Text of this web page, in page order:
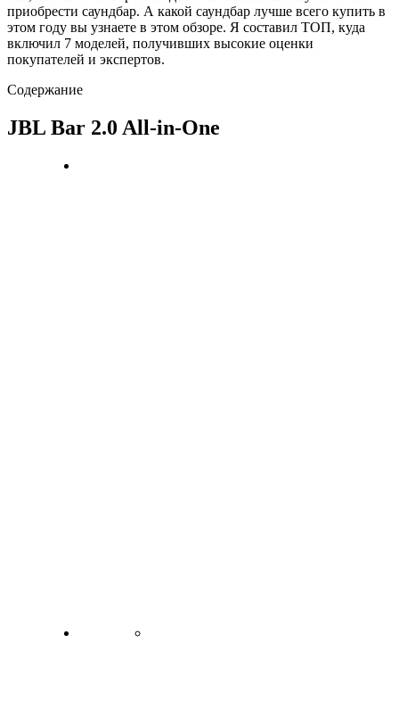
приобрести саундбар. А какой саундбар лучше всего купить в
этом году вы узнаете в этом обзоре. Я составил ТОП, куда
включил 7 моделей, получивших высокие оценки
покупателей и экспертов.
Содержание
JBL Bar 2.0 All-in-One